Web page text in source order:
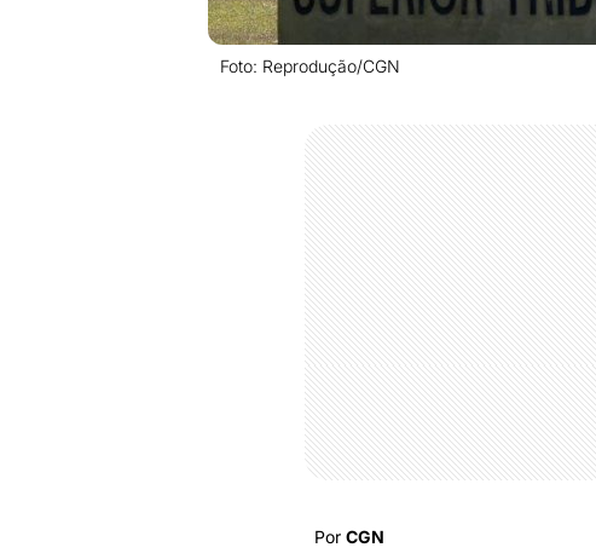
Foto: Reprodução/CGN
Por CGN